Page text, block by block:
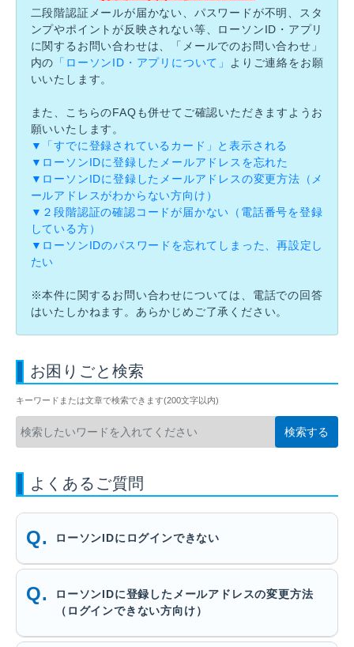
二段階認証メールが届かない、パスワードが不明、スタ
ンプやポイントが反映されない等、ローソンID・アプリ
に関するお問い合わせは、「メールでのお問い合わせ」
内の 「ローソンID・アプリについて」
よりご連絡をお願
いいたします。
また、こちらのFAQも併せてご確認いただきますようお
願いいたします。
▼「すでに登録されているカード」と表示される
▼ローソンIDに登録したメールアドレスを忘れた
▼ローソンIDに登録したメールアドレスの変更方法（メ
ールアドレスがわからない方向け）
▼２段階認証の確認コードが届かない（電話番号を登録
している方）
▼ローソンIDのパスワードを忘れてしまった、再設定し
たい
※本件に関するお問い合わせについては、電話での回答
はいたしかねます。あらかじめご了承ください。
お困りごと検索
キーワードまたは文章で検索できます(200文字以内)
よくあるご質問
ローソンIDにログインできない
ローソンIDに登録したメールアドレスの変更方法
（ログインできない方向け）